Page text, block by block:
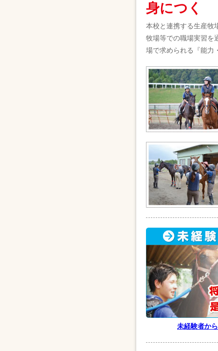
身につく
本校と連携する生産牧
牧場等での職場実習を
場で求められる『能力
未経験者か